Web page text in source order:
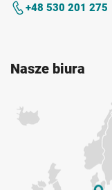
+48 530 201 275
Nasze biura